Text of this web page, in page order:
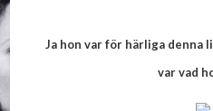
Ja hon var för härliga
var vad